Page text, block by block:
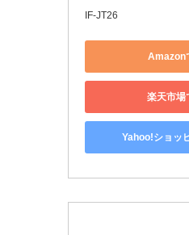
IF-JT26
Amazon
楽天市場
Yahoo!ショッ